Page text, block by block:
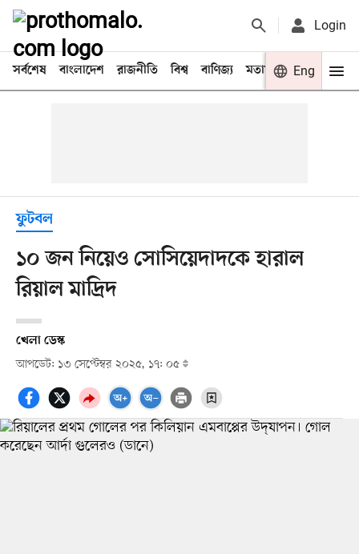
Login
সর্বশেষ বাংলাদেশ রাজনীতি বিশ্ব বাণিজ্য মতামত খেলা
Eng
ফুটবল
১০ জন নিয়েও সোসিয়েদাদকে হারাল
রিয়াল মাদ্রিদ
খেলা ডেস্ক
আপডেট: ১৩ সেপ্টেম্বর ২০২৫, ১৭: ০৫